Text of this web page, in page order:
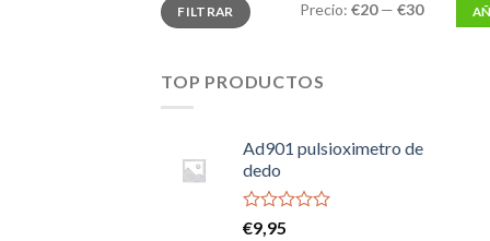
mínimo
máximo
FILTRAR Precio: €20— €30
TOP PRODUCTOS
Ad901 pulsioximetro de
dedo
Valorado
€9,95